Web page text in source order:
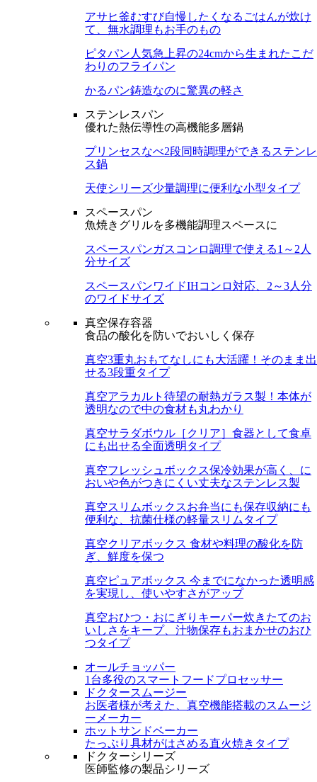
アサヒ釜むすび自慢したくなるごはんが炊け
て、無水調理もお手のもの
ピタパン 人気急上昇の24cmから生まれたこだ
わりのフライパン
かるパン鋳造なのに驚異の軽さ
ステンレスパン
優れた熱伝導性の高機能多層鍋
プリンセスなべ2段同時調理ができるステンレ
ス鍋
天使シリーズ少量調理に便利な小型タイプ
スペースパン
魚焼きグリルを多機能調理スペースに
スペースパンガスコンロ調理で使える1～2人
分サイズ
スペースパンワイドIHコンロ対応、2～3人分
のワイドサイズ
真空保存容器
食品の酸化を防いでおいしく保存
真空3重丸おもてなしにも大活躍！そのまま出
せる3段重タイプ
真空アラカルト 待望の耐熱ガラス製！本体が
透明なので中の食材も丸わかり
真空サラダボウル［クリア］ 食器として食卓
にも出せる全面透明タイプ
真空フレッシュボックス保冷効果が高く、に
おいや色がつきにくい丈夫なステンレス製
真空スリムボックスお弁当にも保存収納にも
便利な、抗菌仕様の軽量スリムタイプ
真空クリアボックス 食材や料理の酸化を防
ぎ、鮮度を保つ
真空ピュアボックス 今までになかった透明感
を実現し、使いやすさがアップ
真空おひつ・おにぎりキーパー炊きたてのお
いしさをキープ、汁物保存もおまかせのおひ
つタイプ
オールチョッパー
1台多役のスマートフードプロセッサー
ドクタースムージー
お医者様が考えた、真空機能搭載のスムージ
ーメーカー
ホットサンドベーカー
たっぷり具材がはさめる直火焼きタイプ
ドクターシリーズ
医師監修の製品シリーズ